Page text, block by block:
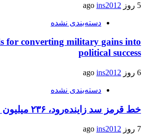
5 روز ago ins2012
دسته‌بندی نشده
for converting military gains into
political success
6 روز ago ins2012
دسته‌بندی نشده
خط قرمز سد زاینده‌رود، ۲۳۶ میلیون مترمکعب است
7 روز ago ins2012